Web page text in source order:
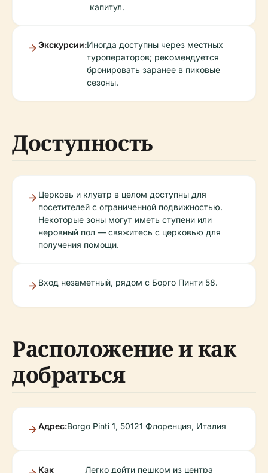
капитул.
Экскурсии:Иногда доступны через местных
туроператоров; рекомендуется
бронировать заранее в пиковые
сезоны.
Доступность
Церковь и клуатр в целом доступны для
посетителей с ограниченной подвижностью.
Некоторые зоны могут иметь ступени или
неровный пол — свяжитесь с церковью для
получения помощи.
Вход незаметный, рядом с Борго Пинти 58.
Расположение и как
добраться
Адрес:Borgo Pinti 1, 50121 Флоренция, Италия
Как Легко дойти пешком из центра